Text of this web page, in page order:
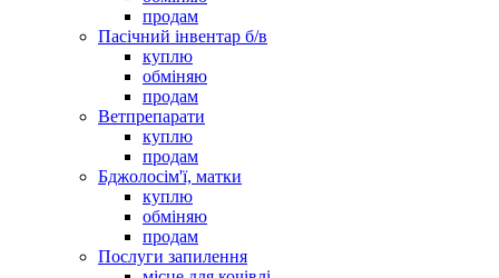
продам
Пасічний інвентар б/в
куплю
обміняю
продам
Ветпрепарати
куплю
продам
Бджолосім'ї, матки
куплю
обміняю
продам
Послуги запилення